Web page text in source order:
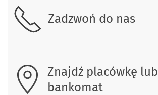
Zadzwoń do nas
Znajdź placówkę lub
bankomat